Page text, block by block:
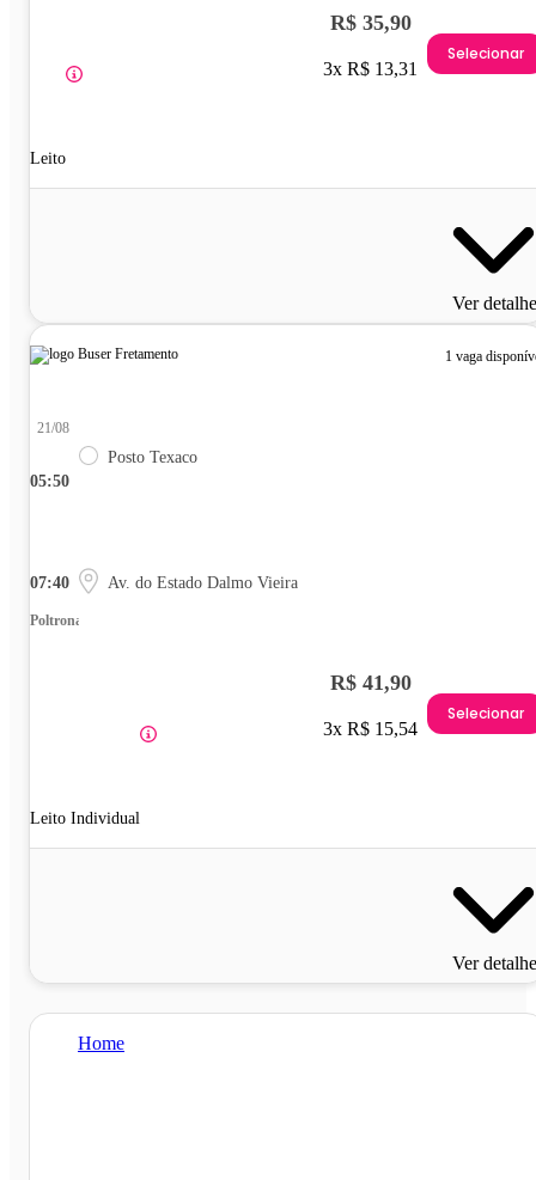
Leito
R$ 35,90
3x R$ 13,31
Selecionar
Ver
1 vaga
05:50
21/08
Posto Texaco
07:40 Av. do Estado Dalmo Vieira
Poltrona
Leito Individual
R$ 41,90
3x R$ 15,54
Selecionar
Ver
Home